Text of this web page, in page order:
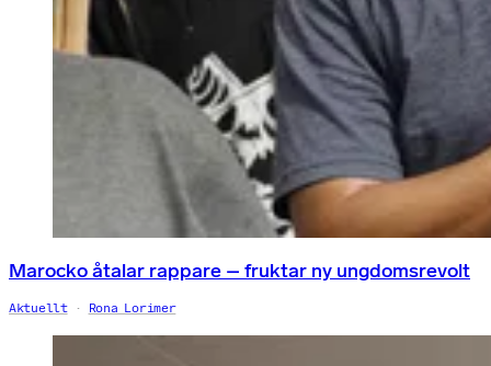
Marocko åtalar rappare – fruktar ny ungdomsrevolt
Aktuellt Rona Lorimer